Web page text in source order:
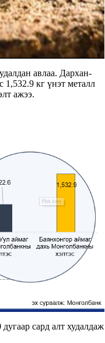
авлаа. Дархан-
1,532.9 кг үнэт металл
ажээ.
сард алт худалдаж